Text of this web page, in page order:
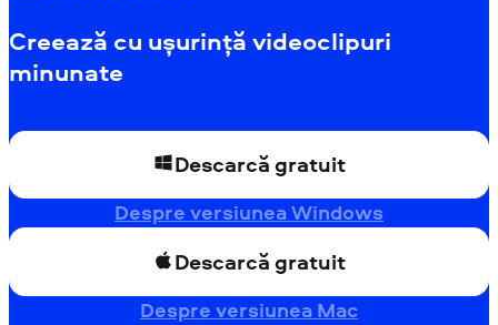
Creează cu ușurință videoclipuri
minunate
Descarcă gratuit
Despre versiunea Windows
Descarcă gratuit
Despre versiunea Mac